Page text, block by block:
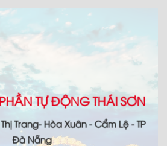
TỰ ĐỘNG THÁI SƠN
Trang- Hòa Xuân - Cẩm Lệ - TP
Đà Nẵng